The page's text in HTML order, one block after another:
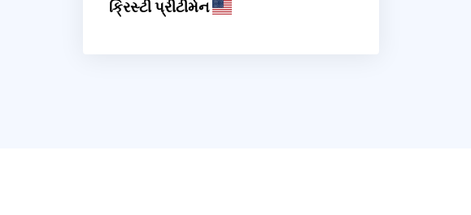
ક્રિસ્ટી પ્રીટીમેન